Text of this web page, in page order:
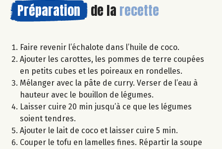
Préparation de la recette
Faire revenir l’échalote dans l’huile de coco.
Ajouter les carottes, les pommes de terre coupées
en petits cubes et les poireaux en rondelles.
Mélanger avec la pâte de curry. Verser de l’eau à
hauteur avec le bouillon de légumes.
Laisser cuire 20 min jusqu’à ce que les légumes
soient tendres.
Ajouter le lait de coco et laisser cuire 5 min.
Couper le tofu en lamelles fines. Répartir la soupe